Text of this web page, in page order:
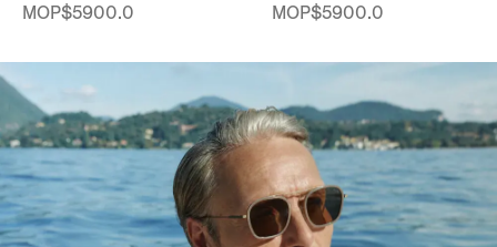
MOP$5900.0 MOP$5900.0